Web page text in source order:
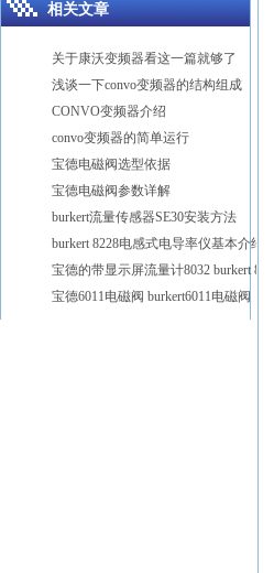
相关文章
关于康沃变频器看这一篇就够了
浅谈一下convo变频器的结构组成
CONVO变频器介绍
convo变频器的简单运行
宝德电磁阀选型依据
宝德电磁阀参数详解
burkert流量传感器SE30安装方法
burkert 8228电感式电导率仪基本介绍
宝德的带显示屏流量计8032 burkert 8032
宝德6011电磁阀 burkert6011电磁阀